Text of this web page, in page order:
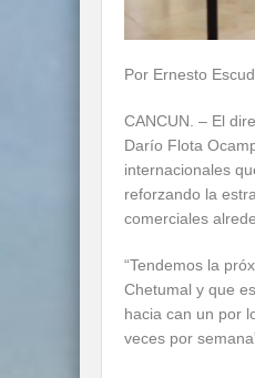
Por Ernesto
CANCUN. – El
Darío Flota
internacionales
reforzando la
comerciales
“Tendemos la
Chetumal y que
hacia can un por
veces por